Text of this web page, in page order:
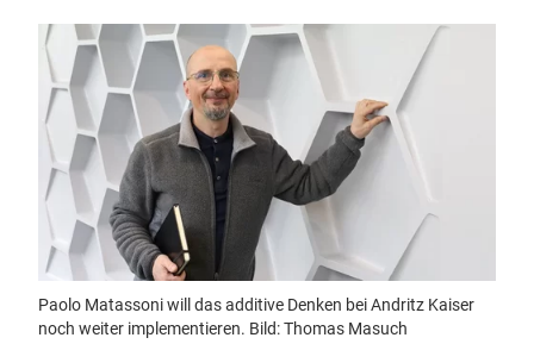
Paolo Matassoni will das additive Denken bei Andritz Kaiser
noch weiter implementieren. Bild: Thomas Masuch